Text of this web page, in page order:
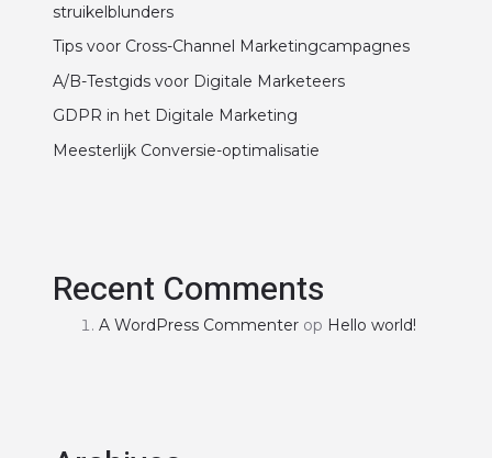
struikelblunders
Tips voor Cross-Channel Marketingcampagnes
A/B-Testgids voor Digitale Marketeers
GDPR in het Digitale Marketing
Meesterlijk Conversie-optimalisatie
Recent Comments
A WordPress Commenter op Hello world!